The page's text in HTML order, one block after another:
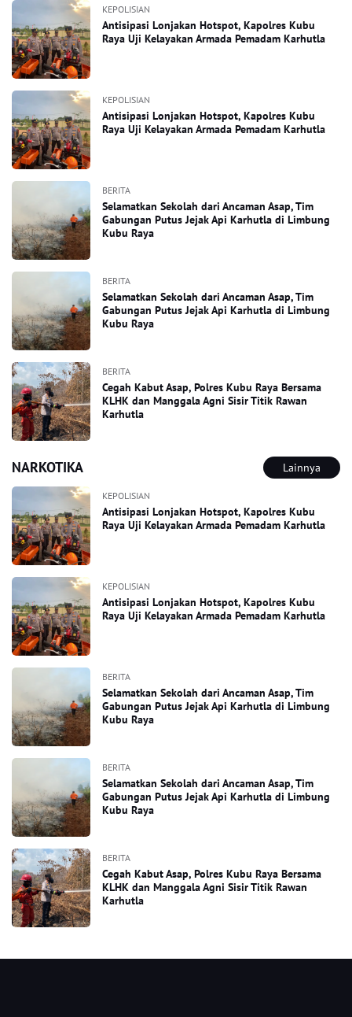
KEPOLISIAN
Antisipasi Lonjakan Hotspot, Kapolres Kubu
Raya Uji Kelayakan Armada Pemadam Karhutla
KEPOLISIAN
Antisipasi Lonjakan Hotspot, Kapolres Kubu
Raya Uji Kelayakan Armada Pemadam Karhutla
BERITA
Selamatkan Sekolah dari Ancaman Asap, Tim
Gabungan Putus Jejak Api Karhutla di Limbung
Kubu Raya
BERITA
Selamatkan Sekolah dari Ancaman Asap, Tim
Gabungan Putus Jejak Api Karhutla di Limbung
Kubu Raya
BERITA
Cegah Kabut Asap, Polres Kubu Raya Bersama
KLHK dan Manggala Agni Sisir Titik Rawan
Karhutla
NARKOTIKA Lainnya
KEPOLISIAN
Antisipasi Lonjakan Hotspot, Kapolres Kubu
Raya Uji Kelayakan Armada Pemadam Karhutla
KEPOLISIAN
Antisipasi Lonjakan Hotspot, Kapolres Kubu
Raya Uji Kelayakan Armada Pemadam Karhutla
BERITA
Selamatkan Sekolah dari Ancaman Asap, Tim
Gabungan Putus Jejak Api Karhutla di Limbung
Kubu Raya
BERITA
Selamatkan Sekolah dari Ancaman Asap, Tim
Gabungan Putus Jejak Api Karhutla di Limbung
Kubu Raya
BERITA
Cegah Kabut Asap, Polres Kubu Raya Bersama
KLHK dan Manggala Agni Sisir Titik Rawan
Karhutla